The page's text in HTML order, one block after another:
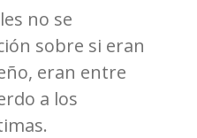
no se
sobre si eran
eran entre
a los